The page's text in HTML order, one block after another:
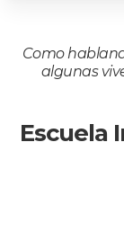
Como
algunas
Escuela